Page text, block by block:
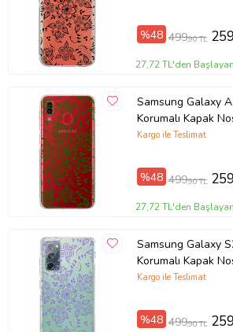
Örnek: Samsung Galaxy A8, Samsung
Galaxy A8 Plus 2018, Xiaomi Mi 12T , Xiaomi
Ürün Kodu:kcm88291487
%48 499,90 TL 259
27,72 TL'den
Samsung Galaxy A20
Korumalı Kapak Nostalji Desen
Tasarımlı Şeffaf Kılıf
Kargo ile Teslimat
%48 499,90 TL 259
27,72 TL'den
Samsung Galaxy S20 FE
Korumalı Kapak
Kargo ile Teslimat
%48 499,90 TL 259